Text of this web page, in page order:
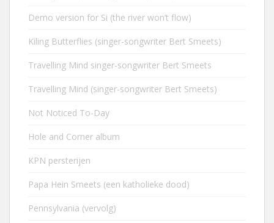
Demo version for Si (the river won’t flow)
Kiling Butterflies (singer-songwriter Bert Smeets)
Travelling Mind singer-songwriter Bert Smeets
Travelling Mind (singer-songwriter Bert Smeets)
Not Noticed To-Day
Hole and Corner album
KPN persterijen
Papa Hein Smeets (een katholieke dood)
Pennsylvania (vervolg)